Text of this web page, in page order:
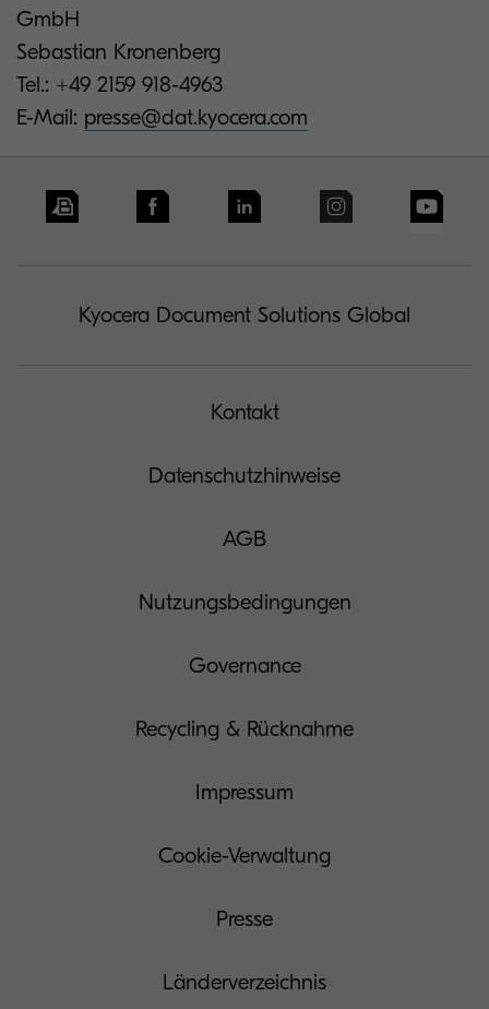
GmbH
Sebastian Kronenberg
Tel.: +49 2159 918-4963
E-Mail: presse@dat.kyocera.com
Kyocera Document Solutions Global
Kontakt
Datenschutzhinweise
AGB
Nutzungsbedingungen
Governance
Recycling & Rücknahme
Impressum
Cookie-Verwaltung
Presse
Länderverzeichnis